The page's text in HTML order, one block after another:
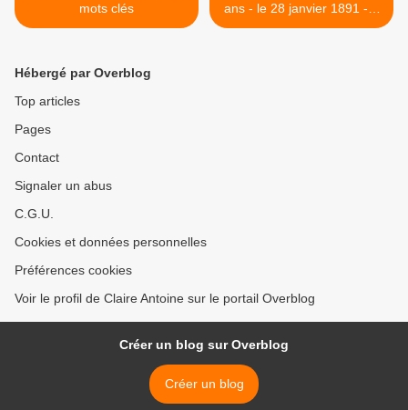
mots clés
ans - le 28 janvier 1891 - à
Lorry- lès- Metz s'éteignait
Hébergé par Overblog
Top articles
Pages
Contact
Signaler un abus
C.G.U.
Cookies et données personnelles
Préférences cookies
Voir le profil de Claire Antoine sur le portail Overblog
Créer un blog sur Overblog
Créer un blog